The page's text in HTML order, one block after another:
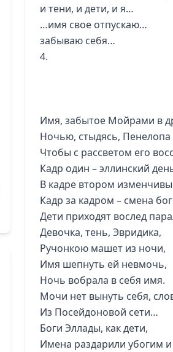
и тени, и дети, и я…
…имя свое отпускаю…
забываю себя…
4.
Имя, забытое Мойрами в
Ночью, стыдясь, Пенелопа
Чтобы с рассветом его
Кадр один – эллинский
В кадре втором
Кадр за кадром – смена
Дети приходят вослед
Девочка, тень, Эвридика,
Ручонкою машет из ночи,
Имя шепнуть ей невмочь,
Ночь вобрала в себя имя.
Мочи нет вынуть себя,
Из Посейдоновой сети…
Боги Эллады, как дети,
Имена раздарили убогим